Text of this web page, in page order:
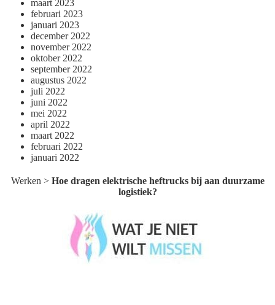
maart 2023
februari 2023
januari 2023
december 2022
november 2022
oktober 2022
september 2022
augustus 2022
juli 2022
juni 2022
mei 2022
april 2022
maart 2022
februari 2022
januari 2022
Werken > Hoe dragen elektrische heftrucks bij aan duurzame
logistiek?